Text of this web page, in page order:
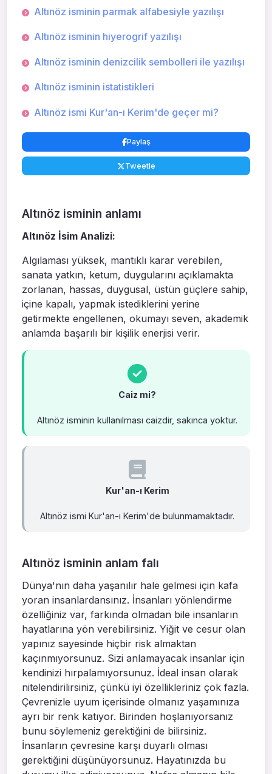
Altınöz isminin parmak alfabesiyle yazılışı
Altınöz isminin hiyerogrif yazılışı
Altınöz isminin denizcilik sembolleri ile yazılışı
Altınöz isminin istatistikleri
Altınöz ismi Kur'an-ı Kerim'de geçer mi?
Paylaş
Tweetle
Altınöz isminin anlamı
Altınöz İsim Analizi:
Algılaması yüksek, mantıklı karar verebilen,
sanata yatkın, ketum, duygularını açıklamakta
zorlanan, hassas, duygusal, üstün güçlere sahip,
içine kapalı, yapmak istediklerini yerine
getirmekte engellenen, okumayı seven, akademik
anlamda başarılı bir kişilik enerjisi verir.
Caiz mi?
Altınöz isminin kullanılması caizdir, sakınca yoktur.
Kur'an-ı Kerim
Altınöz ismi Kur'an-ı Kerim'de bulunmamaktadır.
Altınöz isminin anlam falı
Dünya'nın daha yaşanılır hale gelmesi için kafa
yoran insanlardansınız. İnsanları yönlendirme
özelliğiniz var, farkında olmadan bile insanların
hayatlarına yön verebilirsiniz. Yiğit ve cesur olan
yapınız sayesinde hiçbir risk almaktan
kaçınmıyorsunuz. Sizi anlamayacak insanlar için
kendinizi hırpalamıyorsunuz. İdeal insan olarak
nitelendirilirsiniz, çünkü iyi özellikleriniz çok fazla.
Çevrenizle uyum içerisinde olmanız yaşamınıza
ayrı bir renk katıyor. Birinden hoşlanıyorsanız
bunu söylemeniz gerektiğini de bilirsiniz.
İnsanların çevresine karşı duyarlı olması
gerektiğini düşünüyorsunuz. Hayatınızda bu